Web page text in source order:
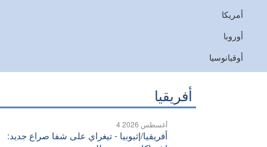
أمريكا
أوروبا
أوقيانوسيا
أفريقيا
4 أغسطس 2026
أفريقيا/إثيوبيا - تيغراي على شفا صراع جديد: